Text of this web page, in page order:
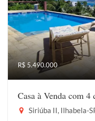
R$ 5.490.000
Casa à Venda com 4
Siriúba II, Ilhabela-